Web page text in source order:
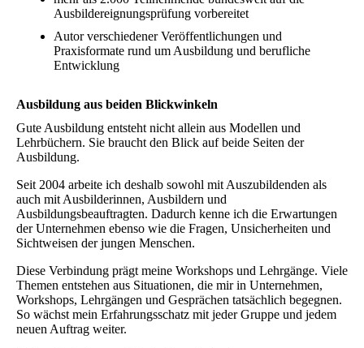
Ausbildereignungsprüfung vorbereitet
Autor verschiedener Veröffentlichungen und
Praxisformate rund um Ausbildung und berufliche
Entwicklung
Ausbildung aus beiden Blickwinkeln
Gute Ausbildung entsteht nicht allein aus Modellen und
Lehrbüchern. Sie braucht den Blick auf beide Seiten der
Ausbildung.
Seit 2004 arbeite ich deshalb sowohl mit Auszubildenden als
auch mit Ausbilderinnen, Ausbildern und
Ausbildungsbeauftragten. Dadurch kenne ich die Erwartungen
der Unternehmen ebenso wie die Fragen, Unsicherheiten und
Sichtweisen der jungen Menschen.
Diese Verbindung prägt meine Workshops und Lehrgänge. Viele
Themen entstehen aus Situationen, die mir in Unternehmen,
Workshops, Lehrgängen und Gesprächen tatsächlich begegnen.
So wächst mein Erfahrungsschatz mit jeder Gruppe und jedem
neuen Auftrag weiter.